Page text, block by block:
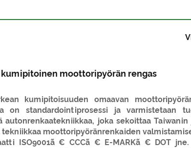
kumipitoinen moottoripyörän rengas
kumipitoisuuden omaavan
on standardointiprosessi ja varmistetaan
autonrenkaatekniikkaa, joka sekoittaa Taiwanin
moottoripyöränrenkaiden
ISO9001ã € CCCã € E-MARKã € DOT